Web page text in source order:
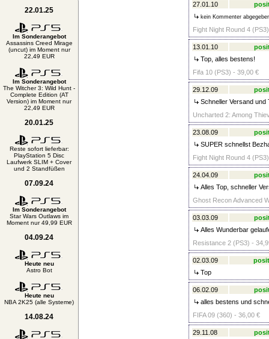
22.01.25
Im Sonderangebot
Assassins Creed Mirage
(uncut) im Moment nur
22,49 EUR
Im Sonderangebot
The Witcher 3: Wild Hunt -
Complete Edition (AT
Version) im Moment nur
22,49 EUR
20.01.25
Reste sofort lieferbar:
PlayStation 5 Disc
Laufwerk SLIM + Cover
und 2 Standfüßen
07.09.24
Im Sonderangebot
Star Wars Outlaws im
Moment nur 49,99 EUR
04.09.24
Heute neu
Astro Bot
Heute neu
NBA 2K25 (alle Systeme)
14.08.24
27.01.10
kein Kommenter
Fight Night Round 4
13.01.10
Top, alles bestens!
Fifa 10 (PS3) - 39,00 €
29.12.09
Schneller Versand und
Uncharted 2: Among
23.08.09
SUPER schnellst
Fight Night Round 4
24.04.09
Alles Top, schneller
Ghost Recon Advanced
03.03.09
Alles Wunderbar
Resistance 2 (PS3) -
02.03.09
Top
06.02.09
alles bestens und
FIFA 09 (360) - 36,00 €
29.11.08